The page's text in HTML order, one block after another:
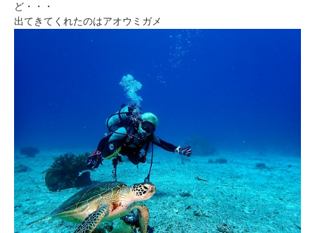
ど・・・
出てきてくれたのはアオウミガメ